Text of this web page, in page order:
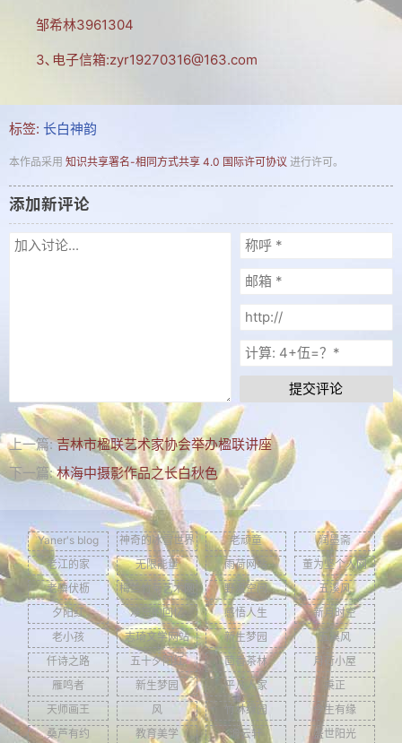
电脑旧事
自然风光
关于拐翁
归档
链接
留言
返回旧版
历史留言
留言本
Yaner's blog
邹希林3961304
3､电子信箱:zyr19270316@163.com
标签: 长白神韵
本作品采用 知识共享署名-相同方式共享 4.0 国际许可协议 进行许可。
添加新评论
提交评论
上一篇:吉林市楹联艺术家协会举办楹联讲座
下一篇:林海中摄影作品之长白秋色
Yaner's blog 神奇的冰雪世界 老顽童
润墨斋
老江的家
无限能量 雨荷网站
董为坚个人网
老骥伏枥
梅兰竹菊艺术网 野渡空间
五溪风
夕阳红
难忘的回忆 感悟人生
新月时空
老小孩
志琦文学网站 新生梦园
五溪风
仟诗之路
五十夕阳红 茴香茶林
月荷小屋
雁鸣者
新生梦园 平凡人家
秉正
天师画王
风 竹林绿园
今生有缘
桑芦有约
教育美学 澹云轩 盛世阳光